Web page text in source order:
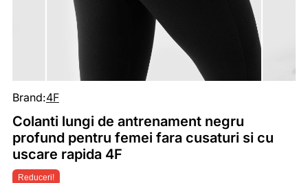
Reduceri!
Brand:4F
Colanti lungi de antrenament negru
profund pentru femei fara cusaturi si cu
uscare rapida 4F